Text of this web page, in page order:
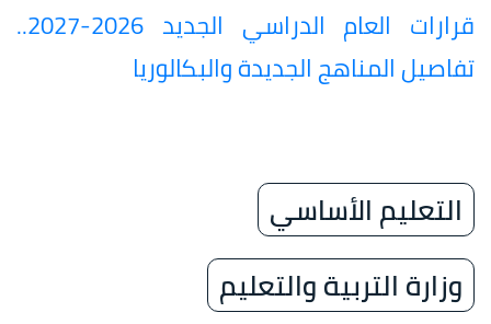
قرارات العام الدراسي الجديد 2026-2027..
تفاصيل المناهج الجديدة والبكالوريا
التعليم الأساسي
وزارة التربية والتعليم